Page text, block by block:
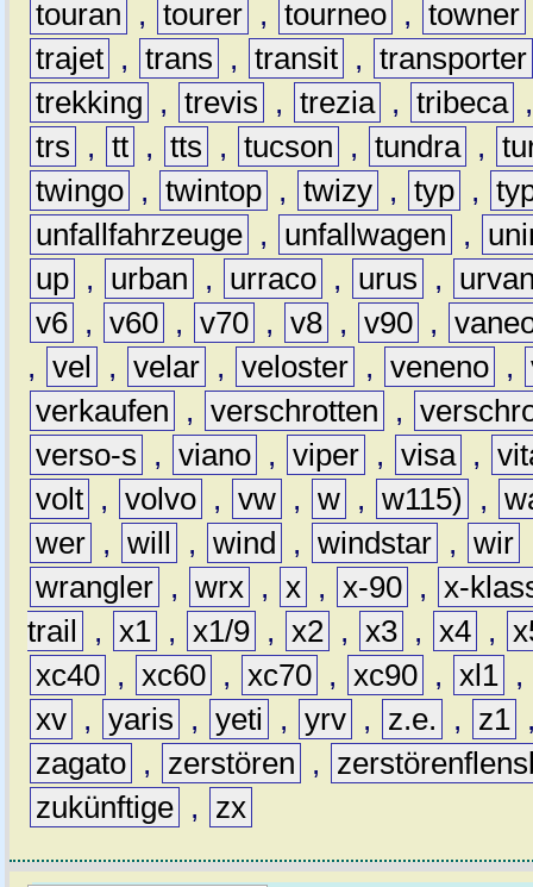
touran , tourer , tourneo , towner
trajet , trans , transit , transporter
trekking
, trevis , trezia , tribeca
trs
, tt , tts , tucson , tundra ,
twingo , twintop , twizy , typ ,
unfallfahrzeuge , unfallwagen ,
up , urban , urraco , urus ,
v6 , v60 , v70 , v8 , v90 ,
, vel , velar , veloster , veneno ,
verkaufen
, verschrotten ,
verso-s
, viano , viper , visa ,
volt , volvo , vw , w , w115) ,
wer , will , wind , windstar , wir
wrangler , wrx , x , x-90 , x-
trail
, x1 , x1/9 , x2 , x3 , x4 ,
xc40 , xc60 , xc70 , xc90 , xl1 ,
xv , yaris , yeti , yrv , z.e. , z1
zagato , zerstören ,
zukünftige , zx